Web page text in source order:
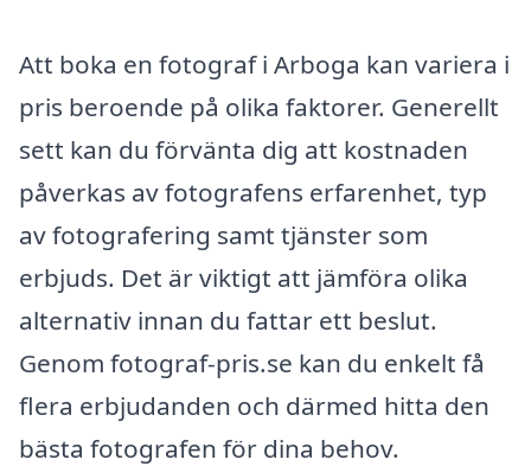
Att boka en fotograf i Arboga kan variera i
pris beroende på olika faktorer. Generellt
sett kan du förvänta dig att kostnaden
påverkas av fotografens erfarenhet, typ
av fotografering samt tjänster som
erbjuds. Det är viktigt att jämföra olika
alternativ innan du fattar ett beslut.
Genom fotograf-pris.se kan du enkelt få
flera erbjudanden och därmed hitta den
bästa fotografen för dina behov.